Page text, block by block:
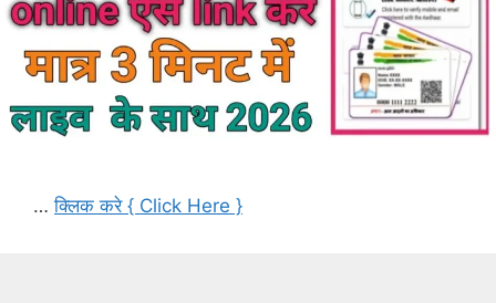
…क्लिक करे { Click Here }